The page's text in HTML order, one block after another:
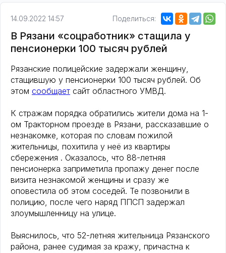
14.09.2022 14:57 Поделиться:
В Рязани «соцработник» стащила у
пенсионерки 100 тысяч рублей
Рязанские полицейские задержали женщину,
стащившую у пенсионерки 100 тысяч рублей. Об
этом сообщает сайт областного УМВД.
К стражам порядка обратились жители дома на 1-
ом Тракторном проезде в Рязани, рассказавшие о
незнакомке, которая по словам пожилой
жительницы, похитила у неё из квартиры
сбережения . Оказалось, что 88-летняя
пенсионерка заприметила пропажу денег после
визита незнакомой женщины и сразу же
оповестила об этом соседей. Те позвонили в
полицию, после чего наряд ППСП задержал
злоумышленницу на улице.
Выяснилось, что 52-летняя жительница Рязанского
района, ранее судимая за кражу, причастна к